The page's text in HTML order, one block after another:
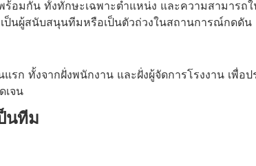
อมกัน ทั้งทักษะเฉพาะตำแหน่ง และความสามาร
ป็นผู้สนับสนุนทีมหรือเป็นตัวถ่วงในสถานการณ์กดดัน
ก ทั้งจากฝั่งพนักงาน และฝั่งผู้จัดการโรงงาน เพื่
เจน
นทีม